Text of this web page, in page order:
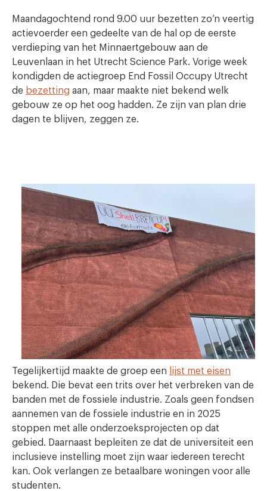
Maandagochtend rond 9.00 uur bezetten zo’n veertig
actievoerder een gedeelte van de hal op de eerste
verdieping van het Minnaertgebouw aan de
Leuvenlaan in het Utrecht Science Park. Vorige week
kondigden de actiegroep End Fossil Occupy Utrecht
de bezetting aan, maar maakte niet bekend welk
gebouw ze op het oog hadden. Ze zijn van plan drie
dagen te blijven, zeggen ze.
Tegelijkertijd maakte de groep een
lijst met eisen
bekend. Die bevat een trits over het verbreken van de
banden met de fossiele industrie. Zoals geen fondsen
aannemen van de fossiele industrie en in 2025
stoppen met alle onderzoeksprojecten op dat
gebied. Daarnaast bepleiten ze dat de universiteit een
inclusieve instelling moet zijn waar iedereen terecht
kan. Ook verlangen ze betaalbare woningen voor alle
studenten.